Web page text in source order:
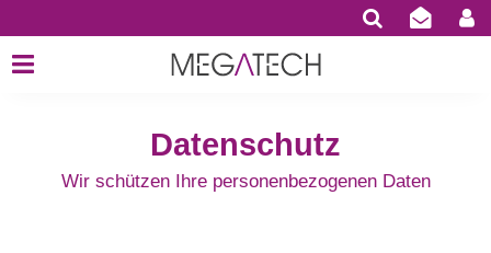
Datenschutz
Wir schützen Ihre personenbezogenen Daten